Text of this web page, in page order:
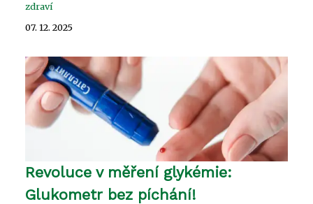
zdraví
07. 12. 2025
Revoluce v měření glykémie:
Glukometr bez píchání!